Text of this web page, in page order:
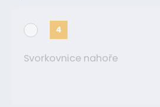
4
Svorkovnice nahoře